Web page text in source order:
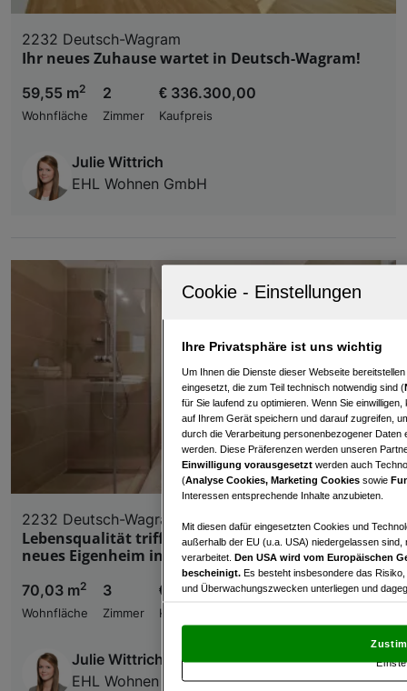
2232 Deutsch-Wagram
Ihr neues Zuhause wartet in Deutsch-Wagram!
59,55 m2
Wohnfläche
2
Zimmer
€ 336.300,00
Kaufpreis
Julie Wittrich
EHL Wohnen GmbH
2232 Deutsch-Wagram
Lebensqualität trifft auf kluge Investition – Ihr
neues Eigenheim in Deutsch-Wagram
70,03 m2
Wohnfläche
3
Zimmer
€ 349.800,00
Kaufpreis
Julie Wittrich
EHL Wohnen GmbH
Ihre Privatsphäre ist uns wichtig
Um Ihnen die Dienste dieser Webseite
eingesetzt, die zum Teil technisch notwendig sind (
für Sie laufend zu optimieren. Wenn Sie
auf Ihrem Gerät speichern und darauf zugreifen,
durch die Verarbeitung personenbezogener
werden. Diese Präferenzen werden unseren
Einwilligung vorausgesetzt werden auch
(Analyse Cookies, Marketing Cookies sowie
Interessen entsprechende Inhalte anzubieten.
Mit diesen dafür eingesetzten Cookies und
außerhalb der EU (u.a. USA) niedergelassen
verarbeitet. Den USA wird vom Europäischen
bescheinigt. Es besteht insbesondere das
und Überwachungszwecken unterliegen und
und Widerspruch gegen die Verarbeitung auf der
„Cookie Einstellungen“, die sich auf jeder Seite